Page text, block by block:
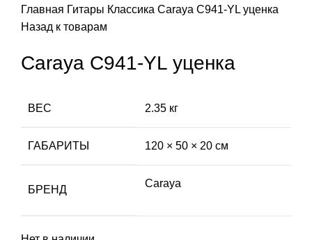
Главная Гитары Классика Caraya C941-YL уценка
Назад к товарам
Caraya C941-YL уценка
ВЕС 2.35 кг
ГАБАРИТЫ 120 × 50 × 20 см
БРЕНД
Caraya